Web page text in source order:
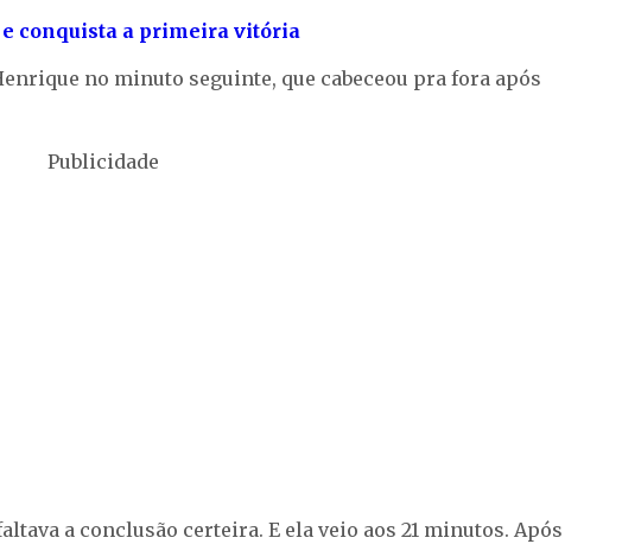
conquista a primeira vitória
no minuto seguinte, que cabeceou pra fora após
Publicidade
a conclusão certeira. E ela veio aos 21 minutos. Após